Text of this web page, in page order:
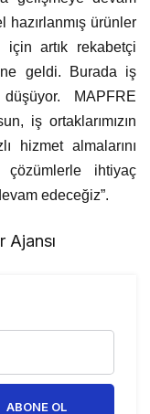
hazırlanmış ürünler
için artık rekabetçi
geldi. Burada iş
MAPFRE
iş ortaklarımızın
hizmet almalarını
ihtiyaç
edeceğiz”.
Ajansı
ABONE OL